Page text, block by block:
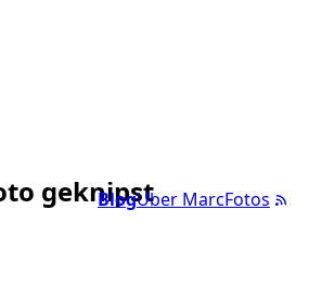
BlogÜber MarcFotos
geknipst